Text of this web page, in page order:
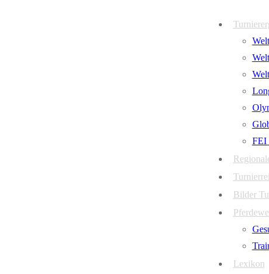
FEI
Bilder
Lexikon